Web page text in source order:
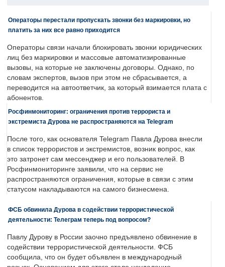
Операторы перестали пропускать звонки без маркировки, но
платить за них все равно приходится
Операторы связи начали блокировать звонки юридических
лиц без маркировки и массовые автоматизированные
вызовы, на которые не заключены договоры. Однако, по
словам экспертов, вызов при этом не сбрасывается, а
переводится на автоответчик, за который взимается плата с
абонентов.
Росфинмониторинг: ограничения против террориста и
экстремиста Дурова не распространяются на Telegram
После того, как основателя Telegram Павла Дурова внесли
в список террористов и экстремистов, возник вопрос, как
это затронет сам мессенджер и его пользователей. В
Росфинмониторинге заявили, что на сервис не
распространяются ограничения, которые в связи с этим
статусом накладываются на самого бизнесмена.
ФСБ обвинила Дурова в содействии террористической
деятельности: Телеграм теперь под вопросом?
Павлу Дурову в России заочно предъявлено обвинение в
содействии террористической деятельности. ФСБ
сообщила, что он будет объявлен в международный